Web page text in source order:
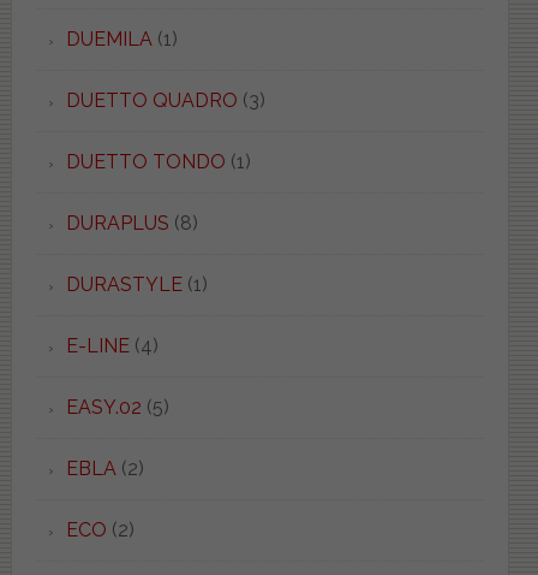
DUEMILA (1)
DUETTO QUADRO (3)
DUETTO TONDO (1)
DURAPLUS (8)
DURASTYLE(1)
E-LINE(4)
EASY.02 (5)
EBLA (2)
ECO (2)